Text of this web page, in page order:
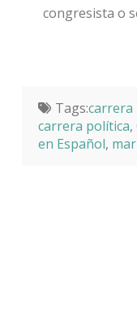
congresista o
Tags:carrera
carrera política,
en Español,